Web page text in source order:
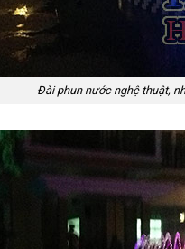
Đài phun nước nghệ thuật,